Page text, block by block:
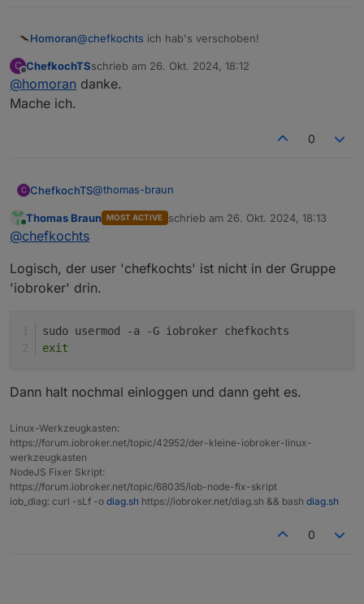
Homoran@chefkochts ich hab's verschoben!
Aber code-tags musst du selber setzen.
C
Offline
ChefkochTSschrieb am 26. Okt. 2024, 18:12
zuletzt editiert von
@homoran danke.
Mache ich.
0
C ChefkochTS@thomas-braun
chefkochts@iobroker:~$ ls -l /home/
ls: cannot access 'nodejs-update': No
Online
Thomas Braun MOST ACTIVE schrieb am 26. Okt. 2024, 18:13
zuletzt editiert von
@chefkochts
Logisch, der user 'chefkochts' ist nicht in der Gruppe
'iobroker' drin.
sudo usermod -a -G iobroker chefkochts
exit
Dann halt nochmal einloggen und dann geht es.
Linux-Werkzeugkasten:
https://forum.iobroker.net/topic/42952/der-kleine-iobroker-linux-
werkzeugkasten
NodeJS Fixer Skript:
https://forum.iobroker.net/topic/68035/iob-node-fix-skript
iob_diag: curl -sLf -o diag.sh https://iobroker.net/diag.sh && bash diag.sh
0